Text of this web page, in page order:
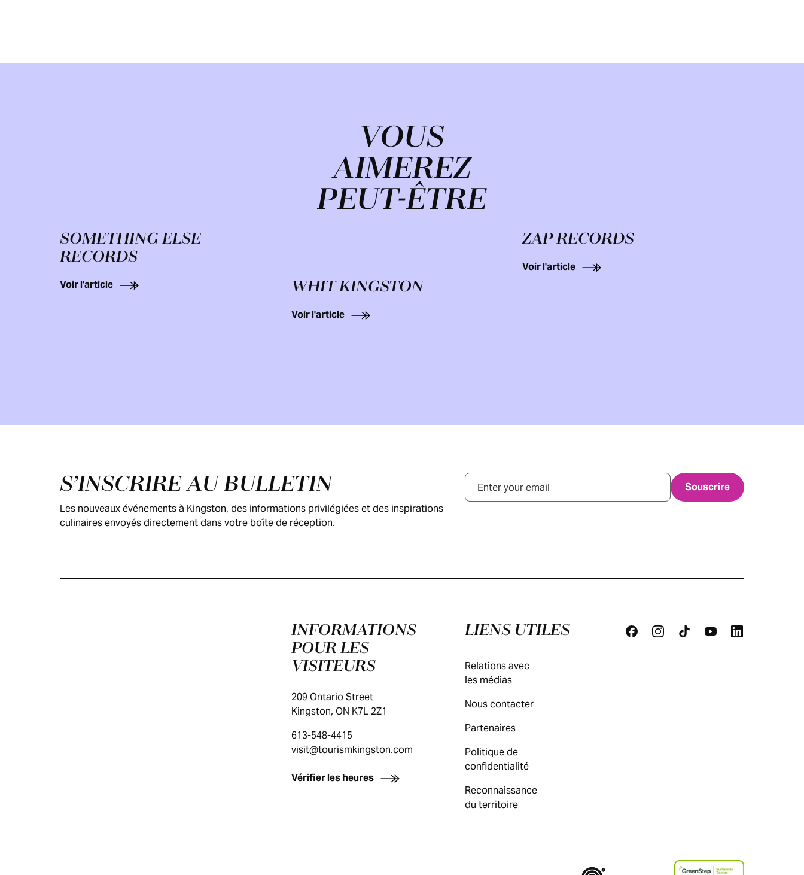
VOUS
AIMEREZ
PEUT-ÊTRE
SOMETHING ELSE
RECORDS
Voir l'article WHIT KINGSTON
Voir l'article
ZAP RECORDS
Voir l'article
S’INSCRIRE AU BULLETIN
Les nouveaux événements à Kingston, des informations privilégiées et des inspirations
culinaires envoyés directement dans votre boîte de réception.
Courriel
INFORMATIONS
POUR LES
VISITEURS
209 Ontario Street
Kingston, ON K7L 2Z1
613-548-4415
visit@tourismkingston.com
Vérifier les heures
LIENS UTILES
Relations avec
les médias
Nous contacter
Partenaires
Politique de
confidentialité
Reconnaissance
du territoire